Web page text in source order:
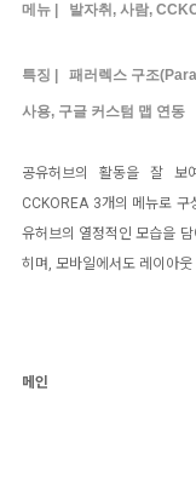
메뉴 | 발자취, 사람,
특징 | 패러렉스 구조
사용, 구글 커스텀 맵 연동
공유허브의 활동을 잘 보
CCKOREA 3개의 메뉴로 구
유허브의 열정적인 모습을
히며, 모바일에서도 레이아
메인